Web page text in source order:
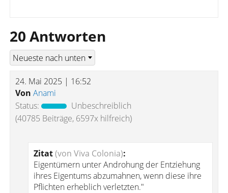
20 Antworten
24. Mai 2025 | 16:52
Von Anami
Status:
Unbeschreiblich
(40785 Beiträge, 6597x hilfreich)
Zitat(von Viva Colonia):
Eigentümern unter Androhung der Entziehung
ihres Eigentums abzumahnen, wenn diese ihre
Pflichten erheblich verletzten."